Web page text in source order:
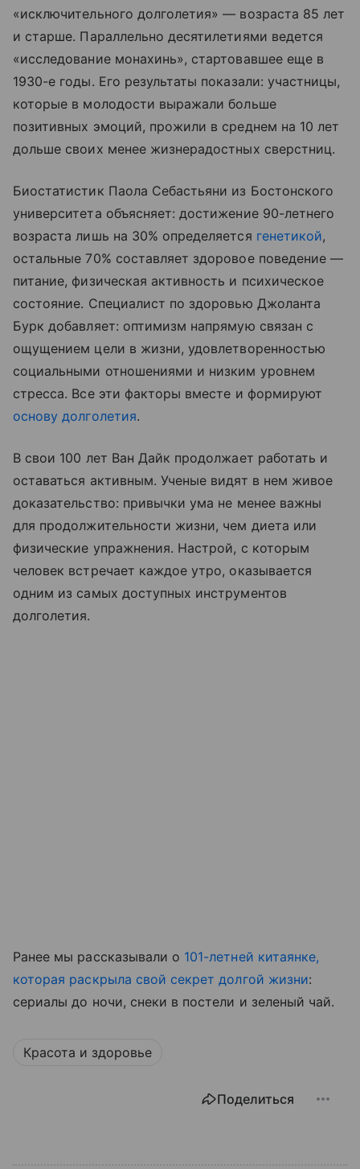
«исключительного долголетия» — возраста 85 лет
и старше. Параллельно десятилетиями ведется
«исследование монахинь», стартовавшее еще в
1930-е годы. Его результаты показали: участницы,
которые в молодости выражали больше
позитивных эмоций, прожили в среднем на 10 лет
дольше своих менее жизнерадостных сверстниц.
Биостатистик Паола Себастьяни из Бостонского
университета объясняет: достижение 90-летнего
возраста лишь на 30% определяется генетикой,
остальные 70% составляет здоровое поведение —
питание, физическая активность и психическое
состояние. Специалист по здоровью Джоланта
Бурк добавляет: оптимизм напрямую связан с
ощущением цели в жизни, удовлетворенностью
социальными отношениями и низким уровнем
стресса. Все эти факторы вместе и формируют
основу долголетия.
В свои 100 лет Ван Дайк продолжает работать и
оставаться активным. Ученые видят в нем живое
доказательство: привычки ума не менее важны
для продолжительности жизни, чем диета или
физические упражнения. Настрой, с которым
человек встречает каждое утро, оказывается
одним из самых доступных инструментов
долголетия.
Ранее мы рассказывали о 101-летней китаянке,
которая раскрыла свой секрет долгой жизни:
сериалы до ночи, снеки в постели и зеленый чай.
Красота и здоровье
Поделиться